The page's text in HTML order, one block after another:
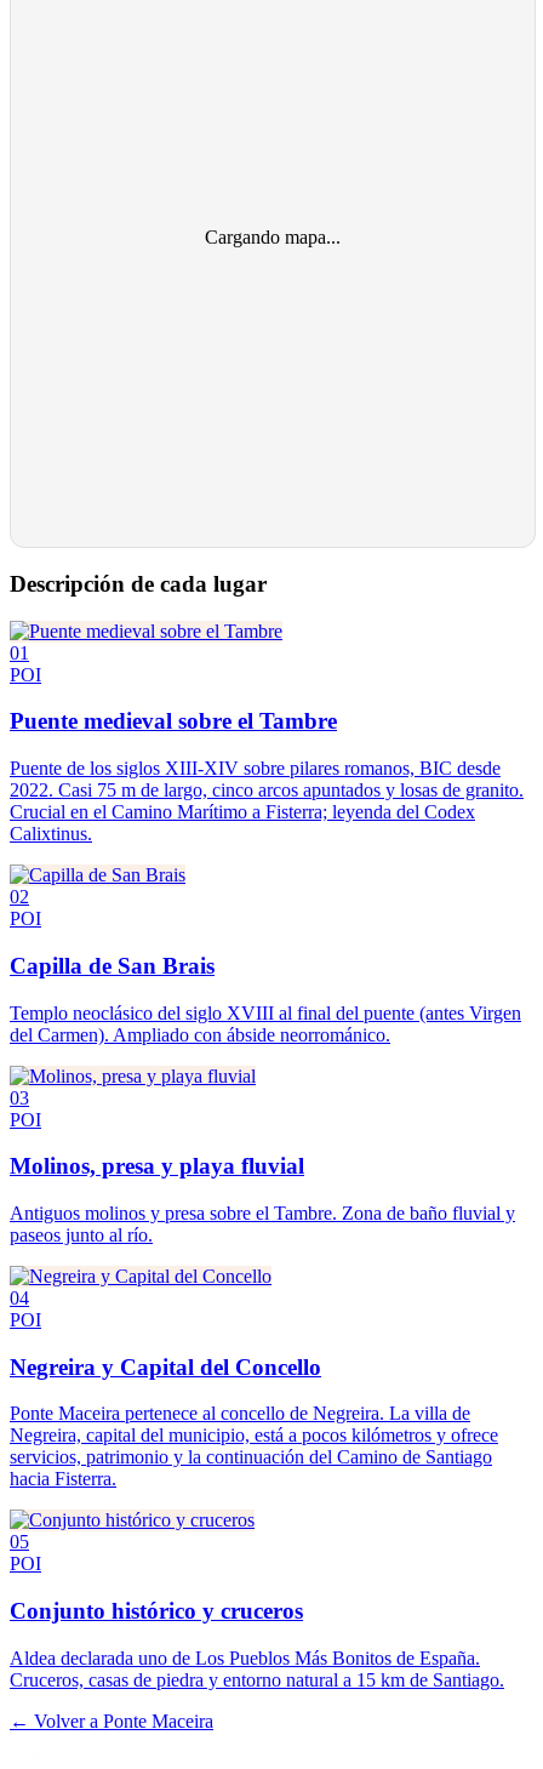
Cargando mapa...
Descripción de cada lugar
01
POI
Puente medieval sobre el Tambre
Puente de los siglos XIII-XIV sobre pilares romanos, BIC desde
2022. Casi 75 m de largo, cinco arcos apuntados y losas de granito.
Crucial en el Camino Marítimo a Fisterra; leyenda del Codex
Calixtinus.
02
POI
Capilla de San Brais
Templo neoclásico del siglo XVIII al final del puente (antes Virgen
del Carmen). Ampliado con ábside neorrománico.
03
POI
Molinos, presa y playa fluvial
Antiguos molinos y presa sobre el Tambre. Zona de baño fluvial y
paseos junto al río.
04
POI
Negreira y Capital del Concello
Ponte Maceira pertenece al concello de Negreira. La villa de
Negreira, capital del municipio, está a pocos kilómetros y ofrece
servicios, patrimonio y la continuación del Camino de Santiago
hacia Fisterra.
05
POI
Conjunto histórico y cruceros
Aldea declarada uno de Los Pueblos Más Bonitos de España.
Cruceros, casas de piedra y entorno natural a 15 km de Santiago.
← Volver a Ponte Maceira